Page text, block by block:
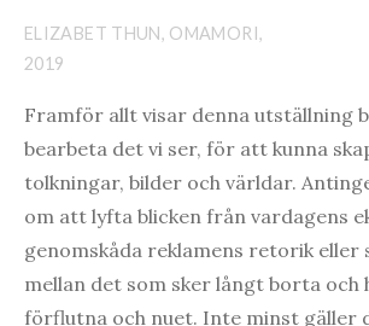
ELIZABET THUN, OMAMORI,
2019
Framför allt visar denna utställning
bearbeta det vi ser, för att kunna
tolkningar, bilder och världar.
om att lyfta blicken från vardagens
genomskåda reklamens retorik eller
mellan det som sker långt borta och
förflutna och nuet. Inte minst gäller